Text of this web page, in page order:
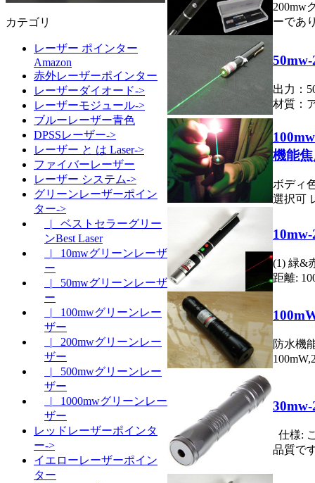
カテゴリ
レーザー ポインター
Amazon
赤外レーザーポインター
レーザーダイオード->
レーザーモジュール->
ブルーレーザー青色
DPSSレーザー->
レーザー と は Laser->
ファイバーレーザー
レーザー システム->
グリーンレーザーポイン
ター->
|_ ベストセラーグリー
ンBest Laser
|_ 10mwグリーンレーザ
ー
|_ 50mwグリーンレーザ
ー
|_ 100mwグリーンレー
ザー
|_ 200mwグリーンレー
ザー
|_ 500mwグリーンレー
ザー
|_ 1000mwグリーンレー
ザー
レッドレーザーポインタ
ー->
イエローレーザーポイン
ター
200mw
ーであ
出力：
材質：
機能
ボディ
選択可
(1) 緑&
距離:
防水機
仕様:
品質で